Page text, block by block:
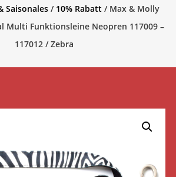
Saisonales/ 10% Rabatt/ Max & Molly
Multi Funktionsleine Neopren 117009 –
117012 / Zebra